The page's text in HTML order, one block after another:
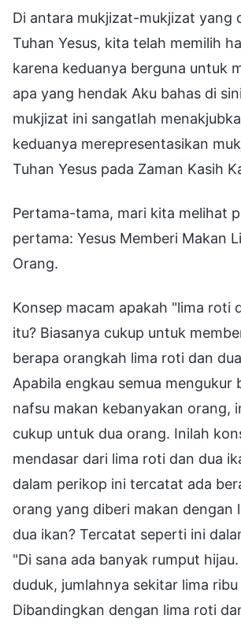
Di antara mukjizat-mukjizat yang
Tuhan Yesus, kita telah memilih
karena keduanya berguna untuk
apa yang hendak Aku bahas di
mukjizat ini sangatlah
keduanya merepresentasikan
Tuhan Yesus pada Zaman Kasih
Pertama-tama, mari kita melihat
pertama: Yesus Memberi Makan
Orang.
Konsep macam apakah "lima roti
itu? Biasanya cukup untuk
berapa orangkah lima roti dan
Apabila engkau semua mengukur
nafsu makan kebanyakan orang,
cukup untuk dua orang. Inilah
mendasar dari lima roti dan dua
dalam perikop ini tercatat ada
orang yang diberi makan dengan
dua ikan? Tercatat seperti ini
"Di sana ada banyak rumput
duduk, jumlahnya sekitar lima
Dibandingkan dengan lima roti